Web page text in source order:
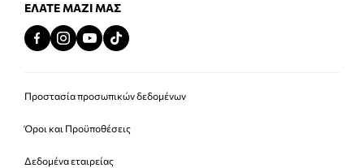
ΕΛΆΤΕ ΜΑΖΊ ΜΑΣ
Προστασία προσωπικών δεδομένων
Όροι και Προϋποθέσεις
Δεδομένα εταιρείας